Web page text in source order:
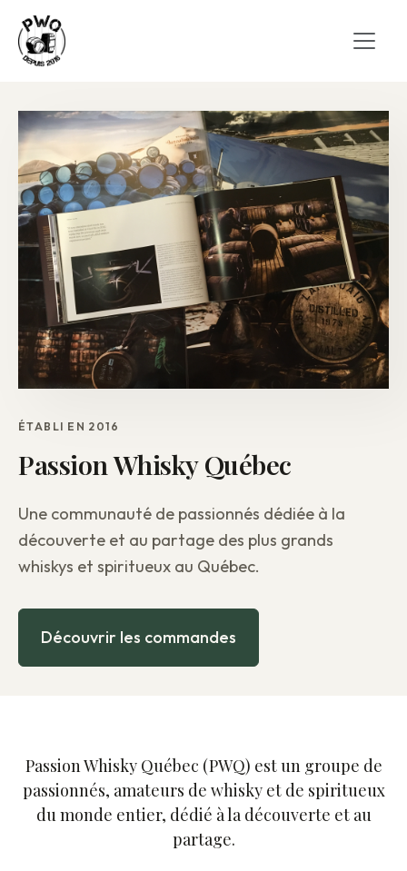
ÉTABLI EN 2016
Passion Whisky Québec
Une communauté de passionnés dédiée à la
découverte et au partage des plus grands
whiskys et spiritueux au Québec.
Découvrir les commandes
Passion Whisky Québec (PWQ) est un groupe de
passionnés, amateurs de whisky et de spiritueux
du monde entier, dédié à la découverte et au
partage.